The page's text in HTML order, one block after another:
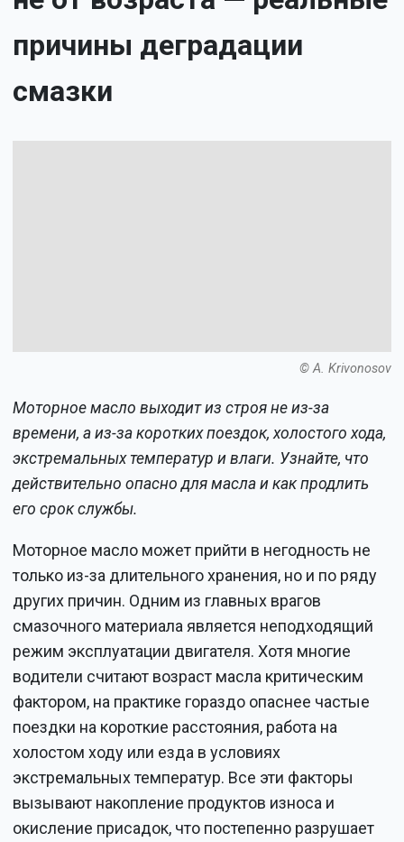
причины деградации
смазки
© A. Krivonosov
Моторное масло выходит из строя не из-за
времени, а из-за коротких поездок, холостого хода,
экстремальных температур и влаги. Узнайте, что
действительно опасно для масла и как продлить
его срок службы.
Моторное масло может прийти в негодность не
только из-за длительного хранения, но и по ряду
других причин. Одним из главных врагов
смазочного материала является неподходящий
режим эксплуатации двигателя. Хотя многие
водители считают возраст масла критическим
фактором, на практике гораздо опаснее частые
поездки на короткие расстояния, работа на
холостом ходу или езда в условиях
экстремальных температур. Все эти факторы
вызывают накопление продуктов износа и
окисление присадок, что постепенно разрушает